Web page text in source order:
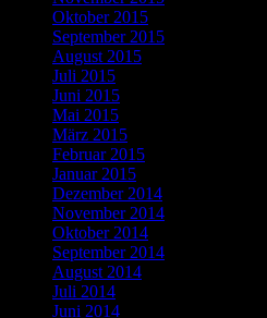
Oktober 2015
September 2015
August 2015
Juli 2015
Juni 2015
Mai 2015
März 2015
Februar 2015
Januar 2015
Dezember 2014
November 2014
Oktober 2014
September 2014
August 2014
Juli 2014
Juni 2014